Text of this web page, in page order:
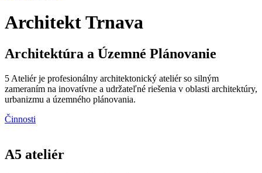
Architekt Trnava
Architektúra a Územné Plánovanie
5 Ateliér je profesionálny architektonický ateliér so silným
zameraním na inovatívne a udržateľné riešenia v oblasti architektúry,
urbanizmu a územného plánovania.
Činnosti
A5 ateliér